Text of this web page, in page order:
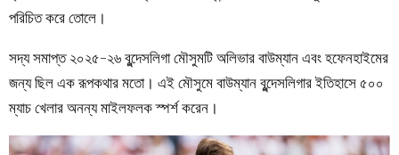
পরিচিত করে তোলে।
সদ্য সমাপ্ত ২০২৫-২৬ বুন্দেসলিগা মৌসুমটি অলিভার বাউম্যান এবং হফেনহাইমের
জন্য ছিল এক রূপকথার মতো। এই মৌসুমে বাউম্যান বুন্দেসলিগার ইতিহাসে৫০০
ম্যাচ খেলার অনন্য মাইলফলকস্পর্শ করেন।